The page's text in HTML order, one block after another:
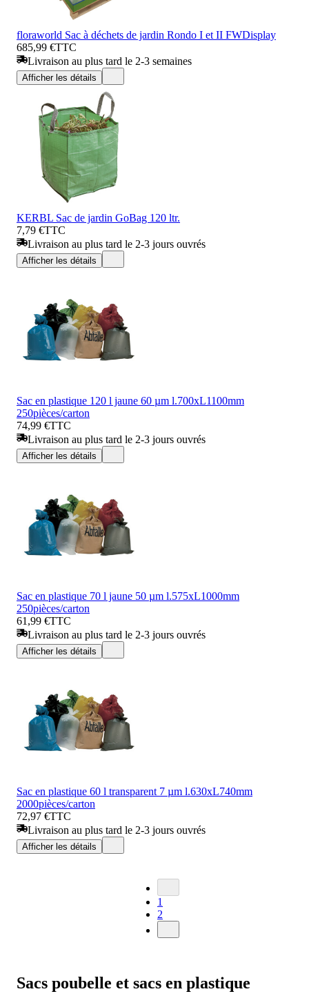
floraworld Sac à déchets de jardin Rondo I et II FWDisplay
685,99 €TTC
Livraison au plus tard le 2-3 semaines
Afficher les détails
KERBL Sac de jardin GoBag 120 ltr.
7,79 €TTC
Livraison au plus tard le 2-3 jours ouvrés
Afficher les détails
Sac en plastique 120 l jaune 60 µm l.700xL1100mm
250pièces/carton
74,99 €TTC
Livraison au plus tard le 2-3 jours ouvrés
Afficher les détails
Sac en plastique 70 l jaune 50 µm l.575xL1000mm
250pièces/carton
61,99 €TTC
Livraison au plus tard le 2-3 jours ouvrés
Afficher les détails
Sac en plastique 60 l transparent 7 µm l.630xL740mm
2000pièces/carton
72,97 €TTC
Livraison au plus tard le 2-3 jours ouvrés
Afficher les détails
1
2
Sacs poubelle et sacs en plastique